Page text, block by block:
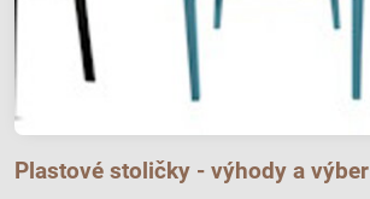
Plastové stoličky - výhody a výber